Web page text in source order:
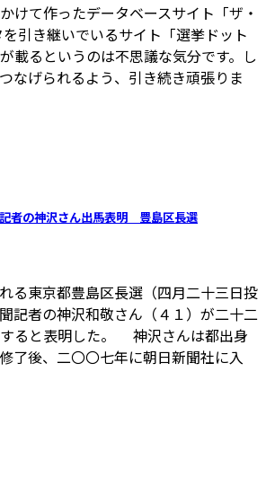
けて作ったデータベースサイト「ザ・
引き継いでいるサイト「選挙ドット
載るというのは不思議な気分です。し
なげられるよう、引き続き頑張りま
記者の神沢さん出馬表明 豊島区長選
る東京都豊島区長選（四月二十三日投
記者の神沢和敬さん（４１）が二十二
ると表明した。 神沢さんは都出身
了後、二〇〇七年に朝日新聞社に入